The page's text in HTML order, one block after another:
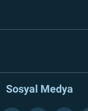
Sosyal Medya